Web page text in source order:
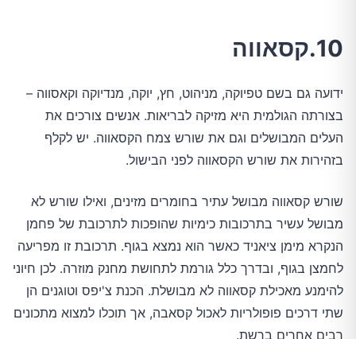
10.קסאווה
ידועה גם בשם טפיוקה, מניהוט, חץ, יוקה, מנדיוקה וקאסווה –
בצורתה הגולמית היא מזיקה לבריאות. אנשים צורכים את
העלים המבושלים וגם את שורש צמח הקסאווה. יש לקלף
בזהירות את שורש הקסאווה לפני הבישול.
שורש קסאווה מבושל עתיר בחומרים מזינים, ואילו שורש לא
מבושל עשיר בתרכובות כימיות שהופכות לתרכובת של פחמן
הנקרא מימן ציאניד כאשר הוא נמצא בגוף. תרכובת זו מפריעה
לחמצן בגוף, ובדרך כלל גורמת לתחושת מחנק מוזרה. לכן חיוני
להימנע מאכילת קסאווה לא מבושלת. הכנת צ'יפס וטוגנים הן
שתי דרכים פופולריות לאכול קסאבה, אך תוכלו למצוא מתכונים
רבים אחרים ברשת.